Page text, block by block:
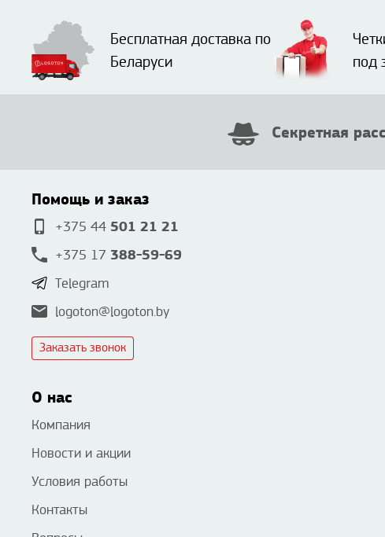
Бесплатная доставка по
Беларуси
под
Секретная
Помощь и заказ
+375 44 501 21 21
+375 17 388-59-69
Telegram
logoton@logoton.by
Заказать звонок
О нас
Компания
Новости и акции
Условия работы
Контакты